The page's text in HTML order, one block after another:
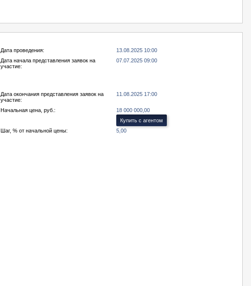
Дата проведения:
13.08.2025 10:00
Дата начала представления заявок на
участие:
07.07.2025 09:00
Дата окончания представления заявок на
участие:
11.08.2025 17:00
Начальная цена, руб.:
18 000 000,00
Купить с агентом
Шаг, % от начальной цены: 5,00